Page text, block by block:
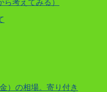
考えてみる）
）の相場。寄り付き